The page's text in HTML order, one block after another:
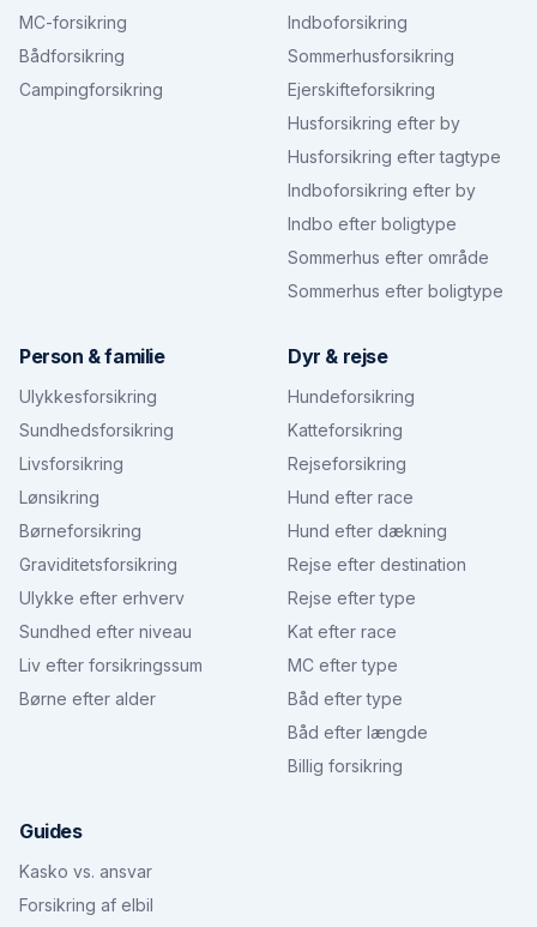
MC-forsikring
Bådforsikring
Campingforsikring
Indboforsikring
Sommerhusforsikring
Ejerskifteforsikring
Husforsikring efter by
Husforsikring efter tagtype
Indboforsikring efter by
Indbo efter boligtype
Sommerhus efter område
Sommerhus efter boligtype
Person & familie
Ulykkesforsikring
Sundhedsforsikring
Livsforsikring
Lønsikring
Børneforsikring
Graviditetsforsikring
Ulykke efter erhverv
Sundhed efter niveau
Liv efter forsikringssum
Børne efter alder
Dyr & rejse
Hundeforsikring
Katteforsikring
Rejseforsikring
Hund efter race
Hund efter dækning
Rejse efter destination
Rejse efter type
Kat efter race
MC efter type
Båd efter type
Båd efter længde
Billig forsikring
Guides
Kasko vs. ansvar
Forsikring af elbil